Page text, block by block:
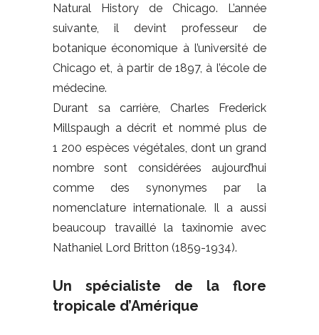
Natural History de Chicago. L’année
suivante, il devint professeur de
botanique économique à l’université de
Chicago et, à partir de 1897, à l’école de
médecine.
Durant sa carrière, Charles Frederick
Millspaugh a décrit et nommé plus de
1 200 espèces végétales, dont un grand
nombre sont considérées aujourd’hui
comme des synonymes par la
nomenclature internationale. Il a aussi
beaucoup travaillé la taxinomie avec
Nathaniel Lord Britton (1859-1934).
Un spécialiste de la flore
tropicale d’Amérique